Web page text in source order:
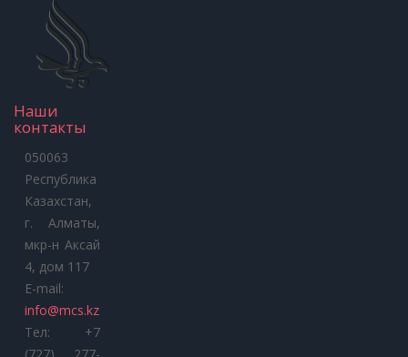
Наши
контакты
050063
Республика
Казахстан,
г. Алматы,
мкр-н Аксай
4, дом 117
E-mail:
info@mcs.kz
Тел: +7